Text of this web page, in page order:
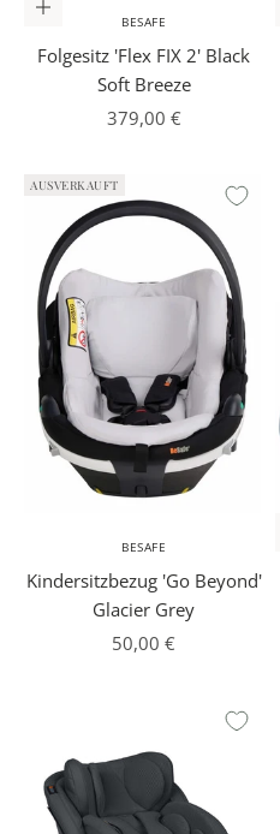
In den Warenkorb
BESAFE
Folgesitz 'Flex FIX 2' Black
Soft Breeze
Angebot
379,00 €
AUSVERKAUFT
BESAFE
Kindersitzbezug 'Go Beyond'
Glacier Grey
Angebot
50,00 €